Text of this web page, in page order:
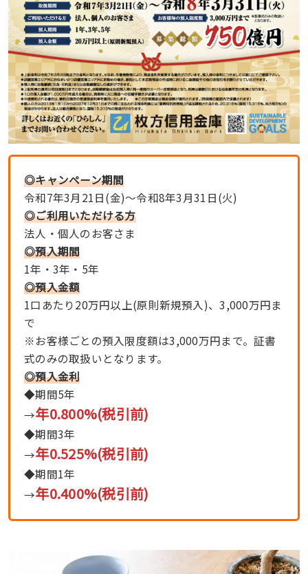
◎キャンペーン期間
令和7年3月21日(金)〜令和8年3月31日(火)
◎ご利用いただける方
法人・個人のお客さま
◎預入期間
1年・3年・5年
◎預入金額
1口あたり20万円以上(原則新規預入)、3,000万円ま
で
※お客様ごとの預入限度額は3,000万円まで。証書
式のみの取扱いとなります。
◎預入金利
◆期間5年
→年0.800%(税引前)
◆期間3年
→年0.525%(税引前)
◆期間1年
→年0.400%(税引前)